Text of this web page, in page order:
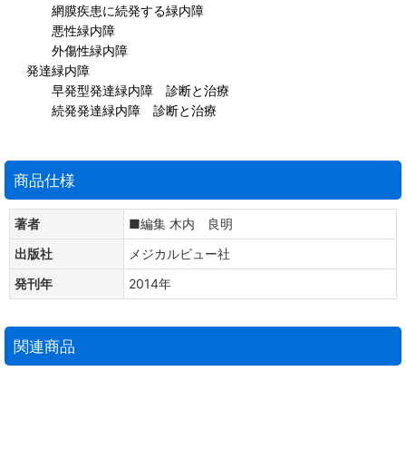
網膜疾患に続発する緑内障
悪性緑内障
外傷性緑内障
発達緑内障
早発型発達緑内障 診断と治療
続発発達緑内障 診断と治療
商品仕様
著者
■編集 木内 良明
出版社
メジカルビュー社
発刊年
2014年
関連商品